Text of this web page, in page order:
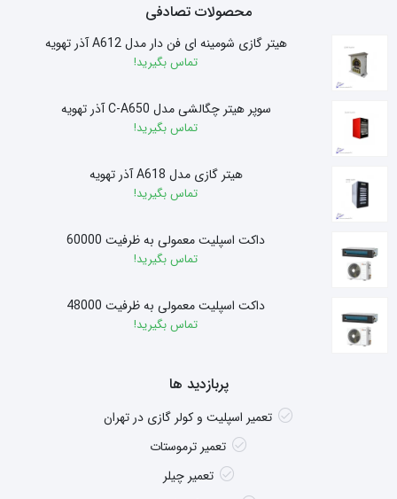
محصولات تصادفی
هیتر گازی شومینه ای فن دار مدل A612 آذر تهویه
تماس بگیرید!
سوپر هیتر چگالشی مدل C-A650 آذر تهویه
تماس بگیرید!
هیتر گازی مدل A618 آذر تهویه
تماس بگیرید!
داکت اسپلیت معمولی به ظرفیت 60000
تماس بگیرید!
داکت اسپلیت معمولی به ظرفیت 48000
تماس بگیرید!
پربازدید ها
تعمیر اسپلیت و کولر گازی در تهران
تعمیر ترموستات
تعمیر چیلر